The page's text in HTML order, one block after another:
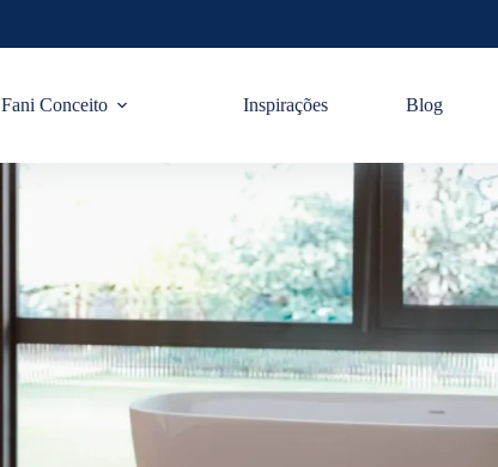
Fani Conceito Inspirações Blog